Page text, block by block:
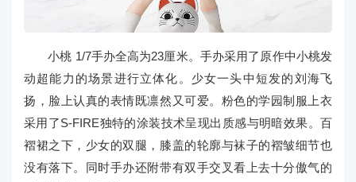
小桃 1/7手办全高为23厘米。手办采用了原作中小桃发
动超能力的场景进行立体化。少女一头中短发的刘海飞
扬，脸上认真的表情既凛然又可爱。粉色的学园制服上衣
采用了S-FIRE独特的涂装技术呈现出质感与明暗效果。百
褶裙之下，少女的双腿，膝盖的轮廓与袜子的褶皱细节也
没有落下。同时手办还附带有双手交叉看上去十分傲气的